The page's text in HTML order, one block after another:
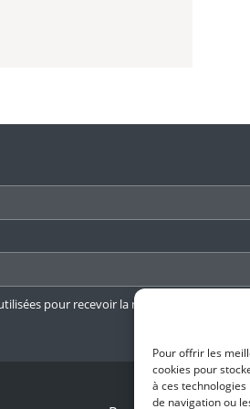
Pour offrir les
cookies pour
à ces
de navigation ou
pour recevoir la newsletter.